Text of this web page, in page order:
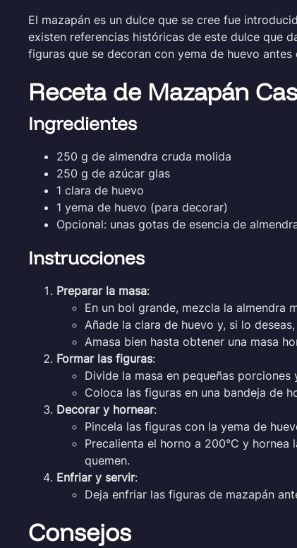
El mazapán es un dulce que se cree fue
existen referencias históricas de este dulce que
figuras que se decoran con yema de huevo antes
Receta de Mazapán
Ingredientes
250 g de almendra cruda molida
250 g de azúcar glas
1 clara de huevo
1 yema de huevo (para decorar)
Opcional: unas gotas de esencia de
Instrucciones
Preparar la masa:
En un bol grande, mezcla la almendra
Añade la clara de huevo y, si lo
Amasa bien hasta obtener una masa
Formar las figuras:
Divide la masa en pequeñas
Coloca las figuras en una bandeja de
Decorar y hornear:
Pincela las figuras con la yema de
Precalienta el horno a 200°C y
quemen.
Enfriar y servir:
Deja enfriar las figuras de mazapán
Consejos